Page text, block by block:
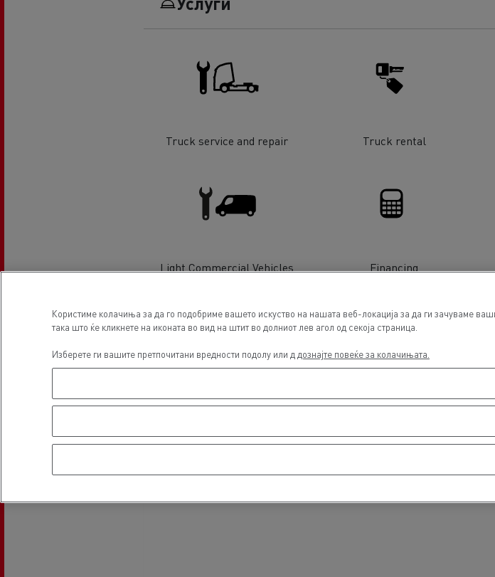
Truck service and repair Truck rental
Light Commercial Vehicles
Financing
Користиме колачиња за да го подобриме вашето искуство на нашата веб-локација за да ги зачуваме
така што ќе кликнете на иконата во вид на штит во долниот лев агол од секоја страница.
Изберете ги вашите претпочитани вредности подолу или д дознајте повеќе за колачињата.